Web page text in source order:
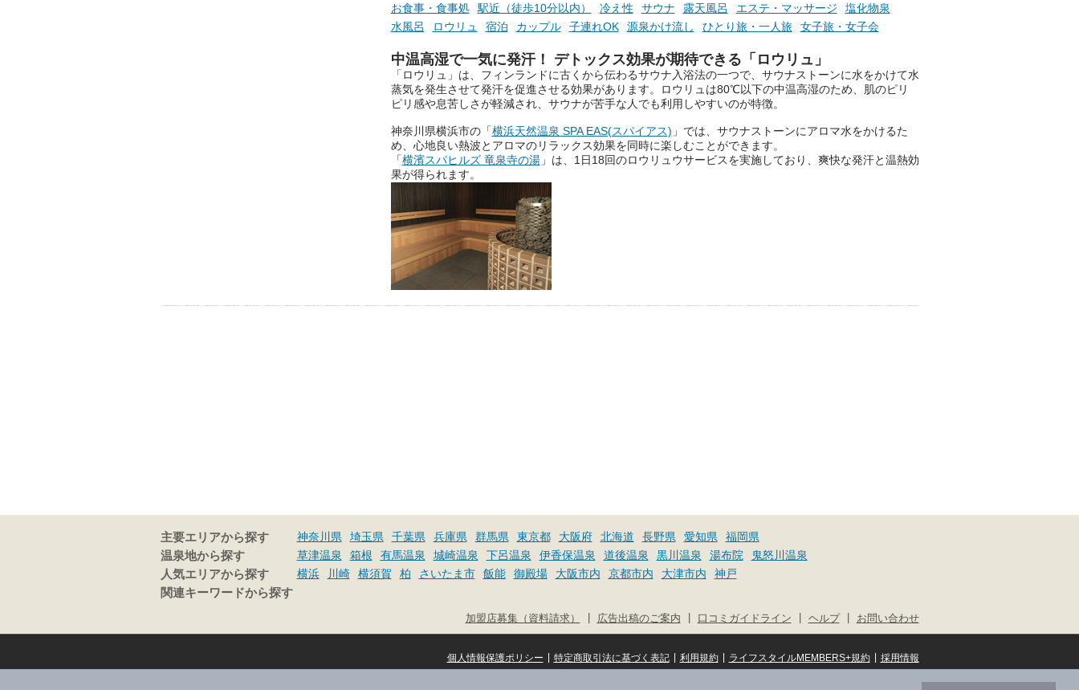
お食事・食事処 駅近（徒歩10分以内） 冷え性 サウナ 露天風呂 エステ・マッサージ
塩化物泉
水風呂
ロウリュ 宿泊 カップル 子連れOK 源泉かけ流し ひとり旅・一人旅 女子旅・女子会
中温高湿で一気に発汗！ デトックス効果が期待できる「ロウリュ」
「ロウリュ」は、フィンランドに古くから伝わるサウナ入浴法の一つで、サウナストーンに水をかけて水
蒸気を発生させて発汗を促進させる効果があります。ロウリュは80℃以下の中温高湿のため、肌のピリ
ピリ感や息苦しさが軽減され、サウナが苦手な人でも利用しやすいのが特徴。
神奈川県横浜市の「横浜天然温泉 SPA EAS(スパイアス) 」では、サウナストーンにアロマ水をかけるた
め、心地良い熱波とアロマのリラックス効果を同時に楽しむことができます。
「横濱スパヒルズ 竜泉寺の湯」は、1日18回のロウリュウサービスを実施しており、爽快な発汗と温熱効
果が得られます。
主要エリアから探す 神奈川県 埼玉県 千葉県 兵庫県 群馬県 東京都 大阪府 北海道 長野県 愛知県
福岡県
温泉地から探す
草津温泉 箱根 有馬温泉 城崎温泉 下呂温泉 伊香保温泉 道後温泉 黒川温泉 湯布院
鬼怒川温泉
人気エリアから探す
横浜 川崎 横須賀 柏 さいたま市 飯能 御殿場 大阪市内 京都市内 大津市内
神戸
関連キーワードから探す
お問い合わせ
ヘルプ
口コミガイドライン
広告出稿のご案内
加盟店募集（資料請求）
採用情報
|
ライフスタイルMEMBERS+規約
|
利用規約
|
特定商取引法に基づく表記
|
個人情報保護ポリシー
© NIFTY Lifestyle Co., Ltd.